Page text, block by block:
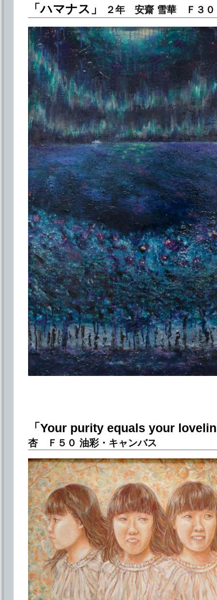
「ハマナス」 ２年 安齋 雪華 Ｆ３０
「Your purity equals your
杏 Ｆ５０ 油彩・キャンバス